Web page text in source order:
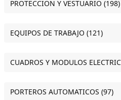
PROTECCION Y VESTUARIO (198)
EQUIPOS DE TRABAJO (121)
CUADROS Y MODULOS
PORTEROS AUTOMATICOS (97)